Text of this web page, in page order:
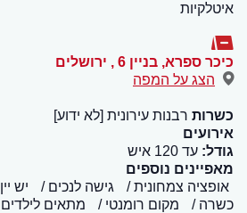
איטלקיות
כיכר ספרא, בניין 6 , ירושלים
הצג על המפה
כשרות רבנות עירונית [לא ידוע]
אירועים
גודל: עד 120 איש
מאפיינים נוספים
אופציה צמחונית
גישה לנכים יש יין
כשרה
מקום רומנטי
מתאים לילדים